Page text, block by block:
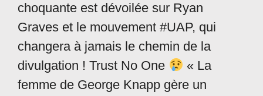
choquante est dévoilée sur Ryan
Graves et le mouvement #UAP, qui
changera à jamais le chemin de la
divulgation ! Trust No One
« La
femme de George Knapp gère un